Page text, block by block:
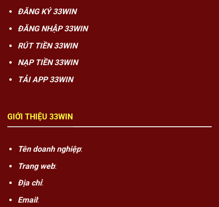
ĐĂNG KÝ 33WIN
ĐĂNG NHẬP 33WIN
RÚT TIỀN 33WIN
NẠP TIỀN 33WIN
TẢI APP 33WIN
GIỚI THIỆU 33WIN
Tên doanh nghiệp:
Trang web:
Địa chỉ:
Email: